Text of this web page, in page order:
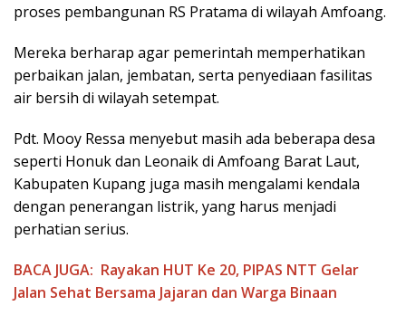
proses pembangunan RS Pratama di wilayah Amfoang.
Mereka berharap agar pemerintah memperhatikan
perbaikan jalan, jembatan, serta penyediaan fasilitas
air bersih di wilayah setempat.
Pdt. Mooy Ressa menyebut masih ada beberapa desa
seperti Honuk dan Leonaik di Amfoang Barat Laut,
Kabupaten Kupang juga masih mengalami kendala
dengan penerangan listrik, yang harus menjadi
perhatian serius.
BACA JUGA: Rayakan HUT Ke 20, PIPAS NTT Gelar
Jalan Sehat Bersama Jajaran dan Warga Binaan